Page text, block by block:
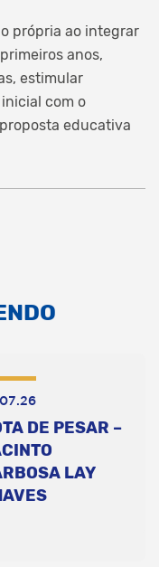
própria ao integrar
anos,
estimular
com o
educativa
DE PESAR –
LAY